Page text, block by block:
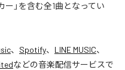
」を含む全1曲となってい
、 Spotify、 LINE MUSIC、
などの音楽配信サービスで